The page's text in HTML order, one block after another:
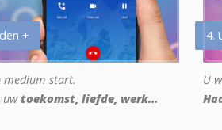
+
medium start.
uwtoekomst, liefde, werk...
4.
U